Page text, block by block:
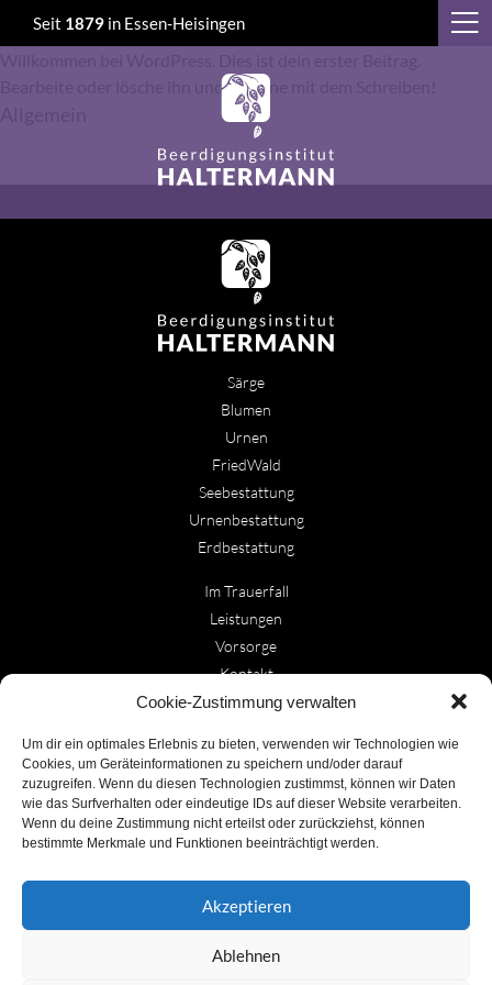
Cookie-Zustimmung verwalten
Um dir ein optimales Erlebnis zu bieten, verwenden wir Technologien wie
Cookies, um Geräteinformationen zu speichern und/oder darauf
zuzugreifen. Wenn du diesen Technologien zustimmst, können wir Daten
wie das Surfverhalten oder eindeutige IDs auf dieser Website verarbeiten.
Wenn du deine Zustimmung nicht erteilst oder zurückziehst, können
bestimmte Merkmale und Funktionen beeinträchtigt werden.
Akzeptieren
Ablehnen
Seit 1879 in Essen-Heisingen
Hallo Welt!
Bearbeite oder lösche ihn und beginne mit dem Schreiben!
Särge
Blumen
Urnen
FriedWald
Seebestattung
Urnenbestattung
Erdbestattung
Im Trauerfall
Leistungen
Vorsorge
Kontakt
Cookie-Richtlinie (EU)
Beerdigungsinstitut Haltermann
Inh. Barbara Baumgarten
Heisinger Straße 489
45259 Essen-Heisingen
0201 / 46 45 87
info@haltermann-essen.de